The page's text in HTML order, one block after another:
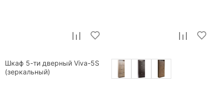
Шкаф 5-ти дверный Viva-5S
(зеркальный)